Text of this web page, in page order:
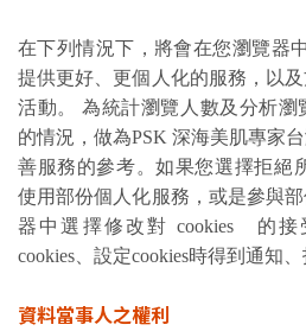
在下列情況下，將會在您瀏覽器
提供更好、更個人化的服務，以
活動。 為統計瀏覽人數及分析瀏
的情況，做為PSK 深海美肌專家
善服務的參考。如果您選擇拒絕
使用部份個人化服務，或是參與
器中選擇修改對 cookies 的接
cookies、設定cookies時得到通知、
資料當事人之權利